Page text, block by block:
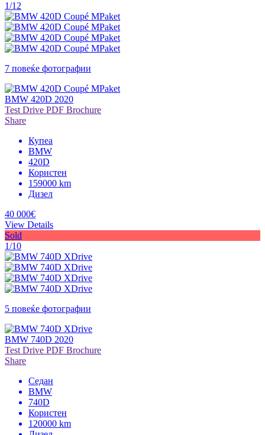
1/12
7 повеќе фотографии
BMW 420D 2020
Test Drive PDF Brochure
Share
Купеа
BMW
420D
Користен
159000 km
Дизел
40 000€
View Details
Sold
1/10
5 повеќе фотографии
BMW 740D 2020
Test Drive PDF Brochure
Share
Седан
BMW
740D
Користен
120000 km